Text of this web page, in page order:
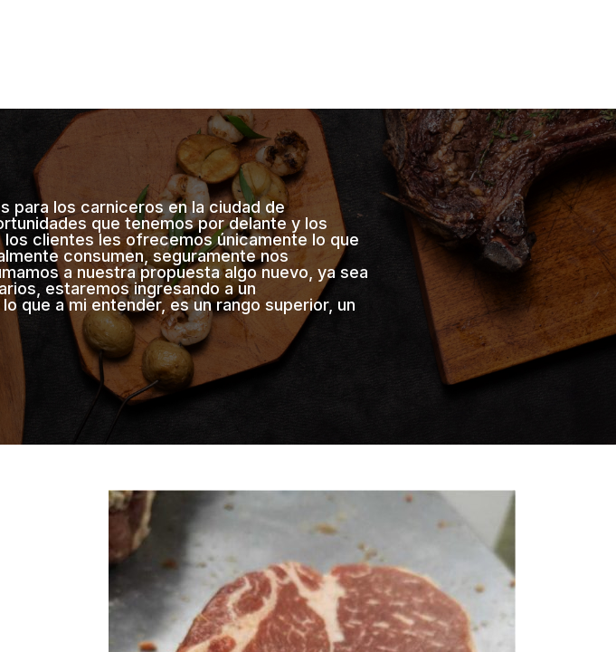
para los carniceros en la ciudad de
que tenemos por delante y los
clientes les ofrecemos únicamente lo que
consumen, seguramente nos
a nuestra propuesta algo nuevo, ya sea
estaremos ingresando a un
que a mi entender, es un rango superior, un